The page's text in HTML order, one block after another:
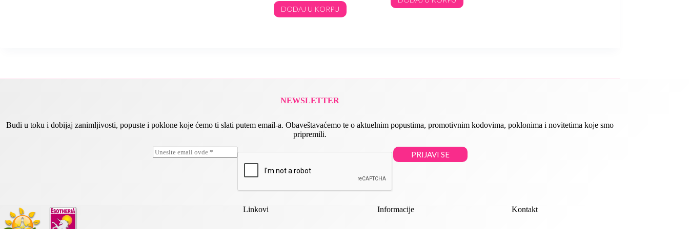
DODAJ U KORPU
NEWSLETTER
Budi u toku i dobijaj zanimljivosti, popuste i poklone koje ćemo ti slati putem email-a. Obaveštavaćemo te o aktuelnim popustima, promotivnim kodovima, poklonima i novitetima koje smo
pripremili.
*
E
E
m
PRIJAVI SE
Linkovi Informacije Kontakt